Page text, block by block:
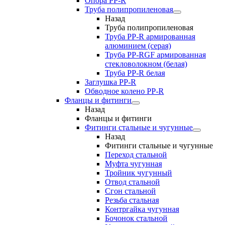
Труба полипропиленовая
Назад
Труба полипропиленовая
Труба PP-R армированная
алюминием (серая)
Труба PP-RGF армированная
стекловолокном (белая)
Труба РР-R белая
Заглушка PP-R
Обводное колено PP-R
Фланцы и фитинги
Назад
Фланцы и фитинги
Фитинги стальные и чугунные
Назад
Фитинги стальные и чугунные
Переход стальной
Муфта чугунная
Тройник чугунный
Отвод стальной
Сгон стальной
Резьба стальная
Контргайка чугунная
Бочонок стальной